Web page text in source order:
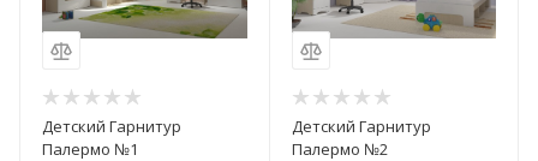
Детский Гарнитур
Палермо №1
Детский Гарнитур
Палермо №2